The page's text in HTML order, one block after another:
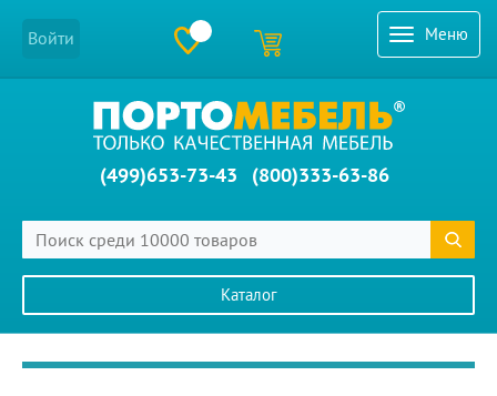
Меню
Войти
(499)653-73-43 (800)333-63-86
Каталог
Главное меню сайта